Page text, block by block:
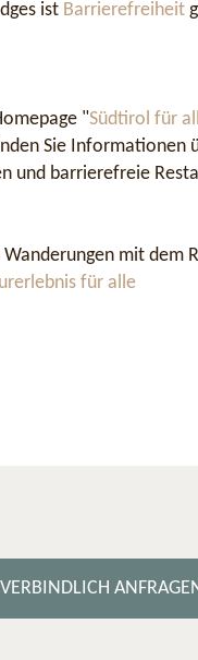
ist Barrierefreiheit
"Südtirol für
Sie Informationen
und barrierefreie
mit dem
für alle